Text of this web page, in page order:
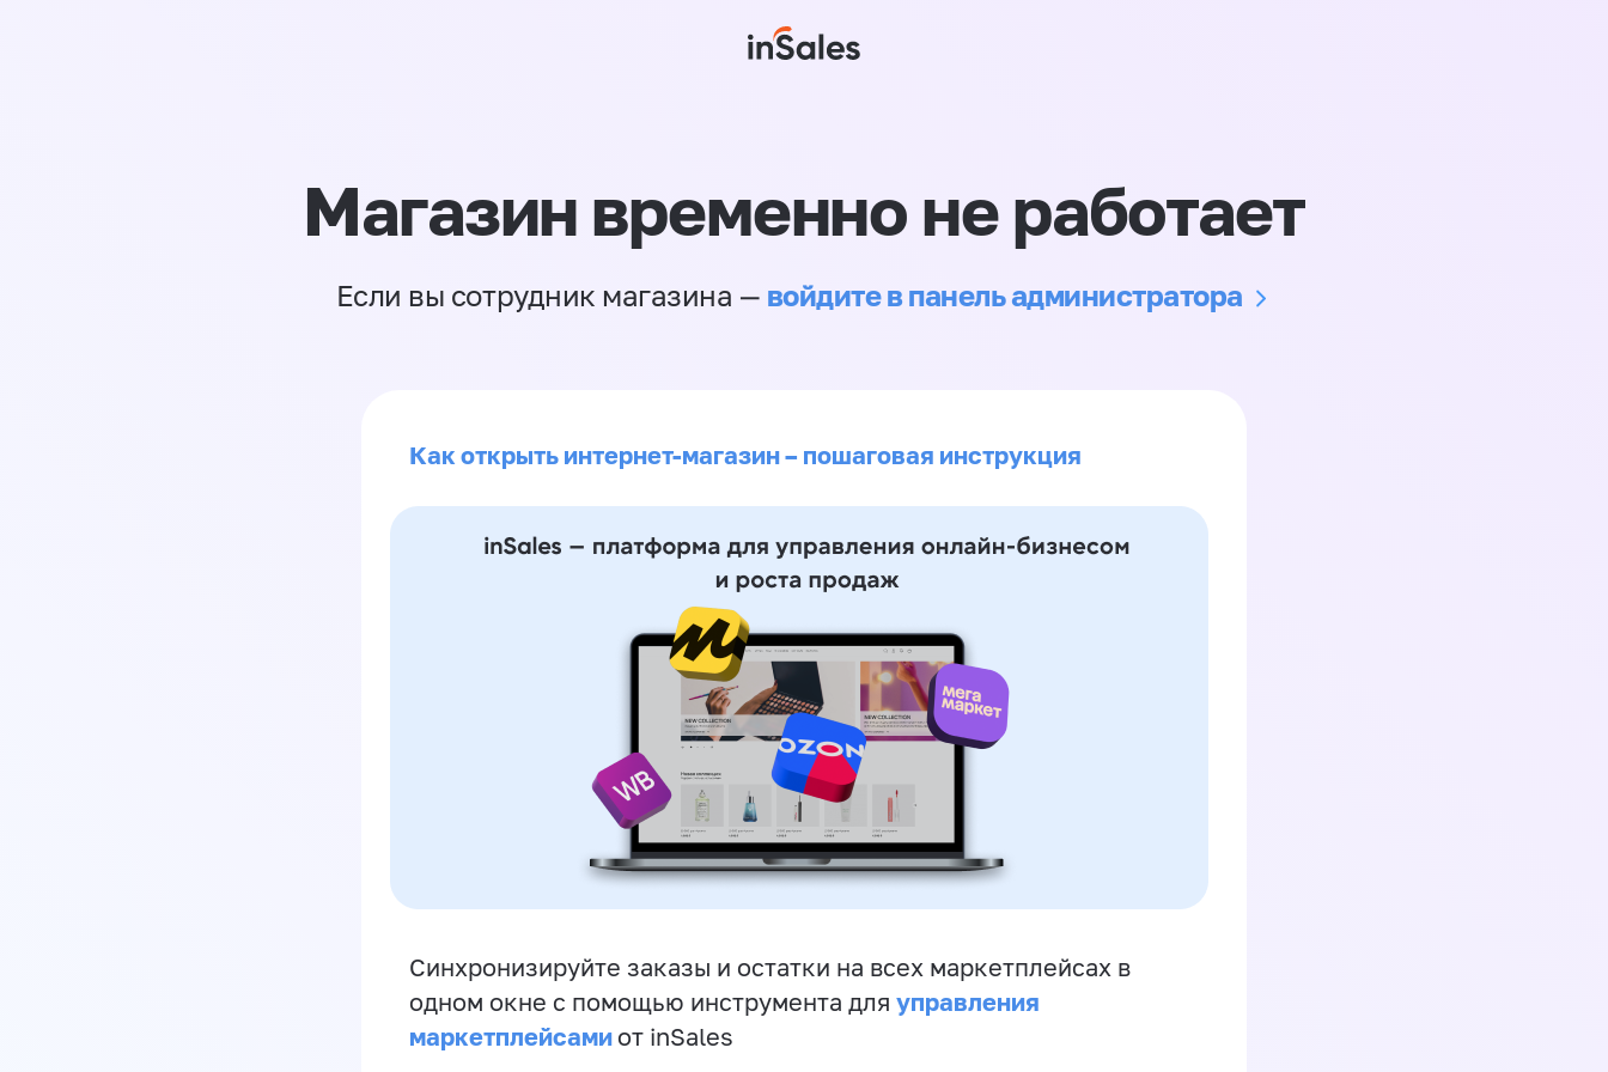
Магазин временно не работает
Если вы сотрудник магазина — войдите в панель администратора
Как открыть интернет-магазин – пошаговая инструкция
Синхронизируйте заказы и остатки на всех маркетплейсах в
одном окне с помощью инструмента для управления
маркетплейсами от inSales